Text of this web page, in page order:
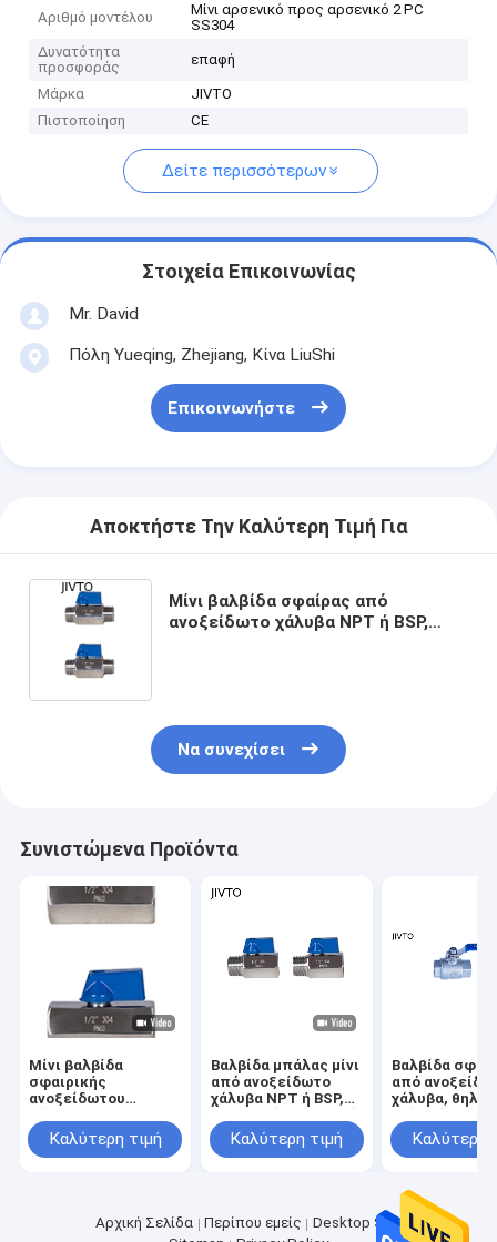
Αριθμό μοντέλου
Μίνι αρσενικό προς αρσενικό 2 PC
SS304
Δυνατότητα
προσφοράς
επαφή
Μάρκα
JIVTO
Πιστοποίηση
CE
Δείτε περισσότερων
Στοιχεία Επικοινωνίας
Mr. David
Πόλη Yueqing, Zhejiang, Κίνα LiuShi
Επικοινωνήστε
Αποκτήστε Την Καλύτερη Τιμή Για
Μίνι βαλβίδα σφαίρας από
ανοξείδωτο χάλυβα NPT ή BSP,
Να συνεχίσει
Συνιστώμενα Προϊόντα
Μίνι βαλβίδα
σφαιρικής
ανοξείδωτου
θηλυκό σε θηλυκό,
βαλβίδα διακοπής
Καλύτερη τιμή
Βαλβίδα μπάλας μίνι
από ανοξείδωτο
χάλυβα NPT ή BSP,
βαλβίδα διακοπής
Καλύτερη τιμή
Βαλβίδα
από
χάλυβα,
πλήρους
για νερό, λάδι
Καλύτερη
Αρχική Σελίδα Περίπου εμείς
Desktop Site